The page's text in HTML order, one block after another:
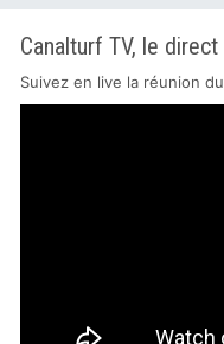
Canalturf TV, le direct
Suivez en live la réunion du